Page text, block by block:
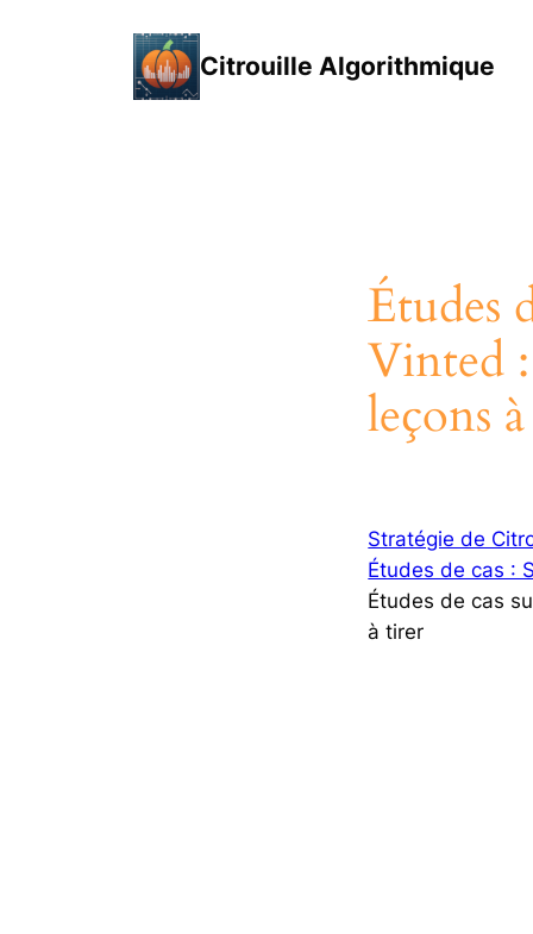
Citrouille Algorithmique
Études
Vinted :
leçons
Stratégie de
Études de cas :
Études de cas
à tirer